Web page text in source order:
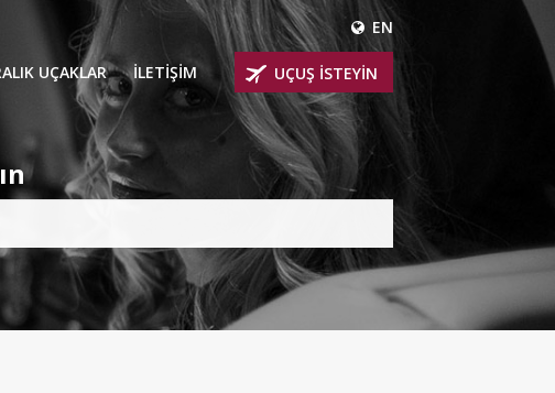
EN
UÇAKLAR
VIP YOLCU UÇAKLARI
KÜÇÜK KABİNLİ UÇAKLAR
KABİNLİ UÇAKLAR
İLETİŞİM UÇUŞ İSTEYİN